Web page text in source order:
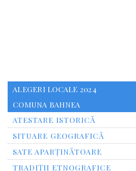
ALEGERI LOCALE 2024
COMUNA BAHNEA
ATESTARE ISTORICĂ
SITUARE GEOGRAFICĂ
SATE APARȚINĂTOARE
TRADIȚII ETNOGRAFICE